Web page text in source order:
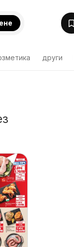
други